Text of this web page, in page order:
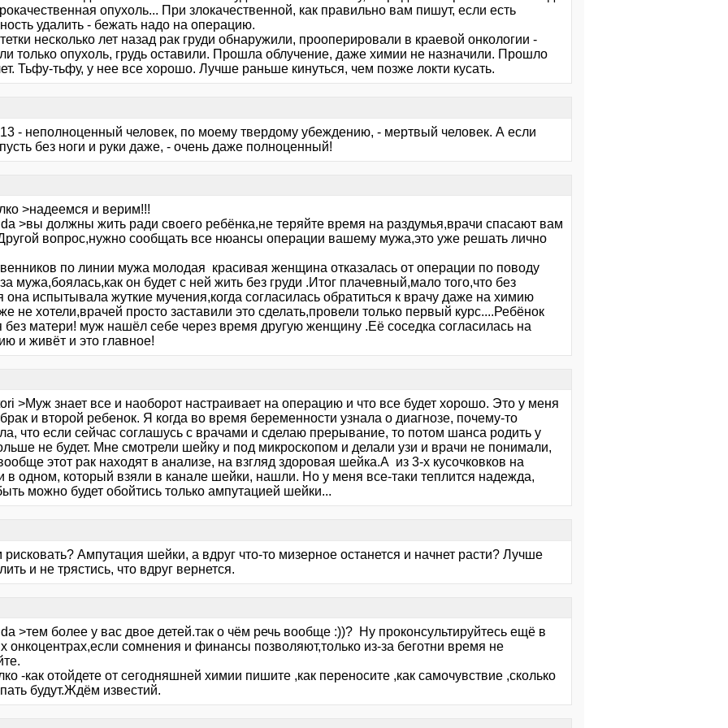
опухоль... При злокачественной, как правильно вам пишут, если есть
удалить - бежать надо на операцию.
несколько лет назад рак груди обнаружили, прооперировали в краевой онкологии -
только опухоль, грудь оставили. Прошла облучение, даже химии не назначили. Прошло
Тьфу-тьфу, у нее все хорошо. Лучше раньше кинуться, чем позже локти кусать.
- неполноценный человек, по моему твердому убеждению, - мертвый человек. А если
без ноги и руки даже, - очень даже полноценный!
>надеемся и верим!!!
>вы должны жить ради своего ребёнка,не теряйте время на раздумья,врачи спасают вам
вопрос,нужно сообщать все нюансы операции вашему мужа,это уже решать лично
по линии мужа молодая красивая женщина отказалась от операции по поводу
мужа,боялась,как он будет с ней жить без груди .Итог плачевный,мало того,что без
она испытывала жуткие мучения,когда согласилась обратиться к врачу даже на химию
не хотели,врачей просто заставили это сделать,провели только первый курс....Ребёнок
без матери! муж нашёл себе через время другую женщину .Её соседка согласилась на
и живёт и это главное!
>Муж знает все и наоборот настраивает на операцию и что все будет хорошо. Это у меня
и второй ребенок. Я когда во время беременности узнала о диагнозе, почему-то
что если сейчас соглашусь с врачами и сделаю прерывание, то потом шанса родить у
не будет. Мне смотрели шейку и под микроскопом и делали узи и врачи не понимали,
этот рак находят в анализе, на взгляд здоровая шейка.А из 3-х кусочковков на
в одном, который взяли в канале шейки, нашли. Но у меня все-таки теплится надежда,
можно будет обойтись только ампутацией шейки...
рисковать? Ампутация шейки, а вдруг что-то мизерное останется и начнет расти? Лучше
и не трястись, что вдруг вернется.
>тем более у вас двое детей.так о чём речь вообще :))? Ну проконсультируйтесь ещё в
онкоцентрах,если сомнения и финансы позволяют,только из-за беготни время не
-как отойдете от сегодняшней химии пишите ,как переносите ,как самочувствие ,сколько
будут.Ждём известий.